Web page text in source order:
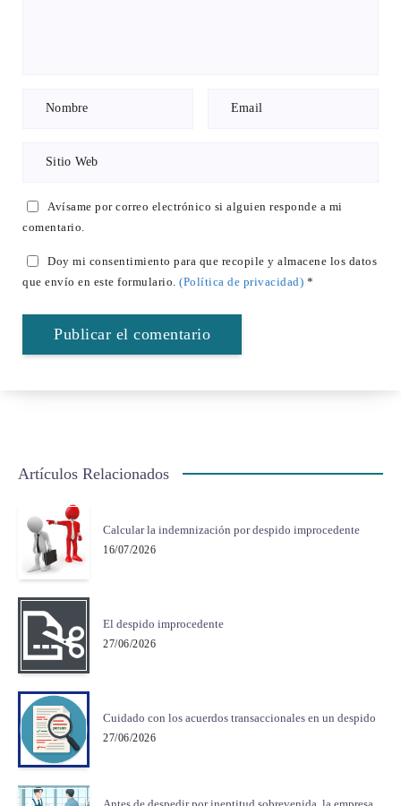
Avísame por correo electrónico si alguien responde a mi
comentario.
Doy mi consentimiento para que recopile y almacene los datos
que envío en este formulario. (Política de privacidad) *
Artículos Relacionados
Calcular la indemnización por despido improcedente
16/07/2026
El despido improcedente
27/06/2026
Cuidado con los acuerdos transaccionales en un despido
27/06/2026